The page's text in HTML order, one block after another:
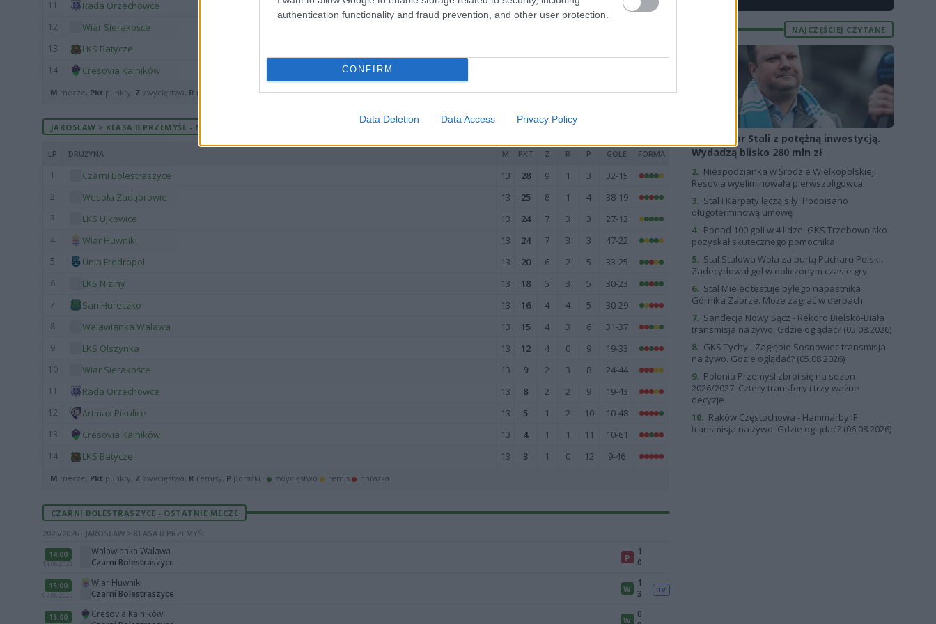
authentication functionality and fraud prevention, and other user protection.
CONFIRM
Data Deletion Data Access Privacy Policy
11 Rada Orzechowce 13 14 4 2 22-26
12 Wiar Sierakośce
13 LKS Batycze
14 Cresovia Kalników
M mecze, Pkt punkty, Z zwycięstwa, R remisy, porażki · zwycięstwo remis porażka
JAROSŁAW > KLASA B PRZEMYŚL - MECZE ROZEGRANE NA WYJEŹDZIE
LP DRUŻYNA M PKT Z R P GOLE FORMA
1 Czarni Bolestraszyce 13 28 9 1 3 32-15
2 Wesoła Zadąbrowie 13 25 8 1 4 38-19
3 LKS Ujkowice 13 24 7 3 3 27-12
4 Wiar Huwniki 13 24 7 3 3 47-22
5 Unia Fredropol 13 20 6 2 5 33-25
6 LKS Niziny 13 18 5 3 5 30-23
7 San Hureczko 13 16 4 4 5 30-29
8 Walawianka Walawa 13 15 4 3 6 31-37
9 LKS Olszynka 13 12 4 0 9 19-33
10 Wiar Sierakośce 13 9 2 3 8 24-44
11 Rada Orzechowce 13 8 2 2 9 19-43
12 Artmax Pikulice 13 5 1 2 10 10-48
13 Cresovia Kalników 13 4 1 1 11 10-61
14 LKS Batycze 13 3 1 0 12 9-46
M mecze, Pkt punkty, Z zwycięstwa, R remisy, P porażki · zwycięstwo remis porażka
CZARNI BOLESTRASZYCE - OSTATNIE MECZE
2025/2026 · JAROSŁAW > KLASA B PRZEMYŚL
14:00
14.06.2026
Walawianka Walawa
Czarni Bolestraszyce
P
1
0
15:00
07.06.2026
Wiar Huwniki
Czarni Bolestraszyce
W
1
3
TV
15:00
Cresovia Kalników
W
0
NAJCZĘŚCIEJ CZYTANE
Sponsor Stali z potężną inwestycją.
Wydadzą blisko 280 mln zł
2. Niespodzianka w Środzie Wielkopolskiej!
Resovia wyeliminowała pierwszoligowca
3. Stal i Karpaty łączą siły. Podpisano
długoterminową umowę
4. Ponad 100 goli w 4 lidze. GKS Trzebownisko
pozyskał skutecznego pomocnika
5. Stal Stalowa Wola za burtą Pucharu Polski.
Zadecydował gol w doliczonym czasie gry
6. Stal Mielec testuje byłego napastnika
Górnika Zabrze. Może zagrać w derbach
7. Sandecja Nowy Sącz - Rekord Bielsko-Biała
transmisja na żywo. Gdzie oglądać? (05.08.2026)
8. GKS Tychy - Zagłębie Sosnowiec transmisja
na żywo. Gdzie oglądać? (05.08.2026)
9. Polonia Przemyśl zbroi się na sezon
2026/2027. Cztery transfery i trzy ważne
decyzje
10. Raków Częstochowa - Hammarby IF
transmisja na żywo. Gdzie oglądać? (06.08.2026)